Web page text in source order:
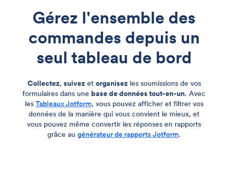
Gérez l'ensemble des
commandes depuis un
seul tableau de bord
Collectez, suivezet organisezles soumissions de vos
formulaires dans une base de données tout-en-un. Avec
les Tableaux Jotform, vous pouvez afficher et filtrer vos
données de la manière qui vous convient le mieux, et
vous pouvez même convertir les réponses en rapports
grâce au générateur de rapports Jotform.